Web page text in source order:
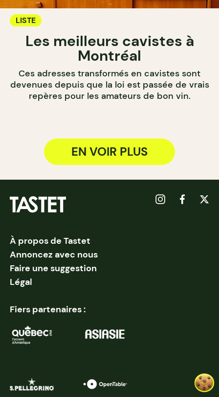
LISTE
Les meilleurs cavistes à
Montréal
Ces adresses transformés en cavistes sont
devenues depuis que la loi est passée de vrais
repères pour les amateurs de bon vin.
EN VOIR PLUS
À propos de Tastet
Annoncez avec nous
Faire une suggestion
Légal
Fiers partenaires :